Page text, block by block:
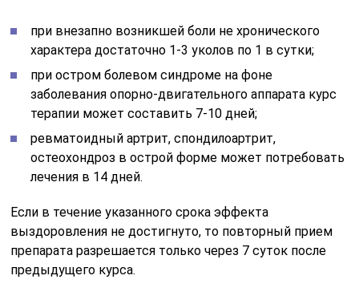
при внезапно возникшей боли не хронического
характера достаточно 1-3 уколов по 1 в сутки;
при остром болевом синдроме на фоне
заболевания опорно-двигательного аппарата курс
терапии может составить 7-10 дней;
ревматоидный артрит, спондилоартрит,
остеохондроз в острой форме может потребовать
лечения в 14 дней.
Если в течение указанного срока эффекта
выздоровления не достигнуто, то повторный прием
препарата разрешается только через 7 суток после
предыдущего курса.